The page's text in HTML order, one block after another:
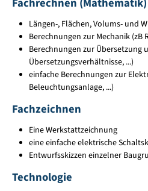
Längen-, Flächen, Volums- und
Berechnungen zur Mechanik (zB
Berechnungen zur Übersetzung
Übersetzungsverhältnisse, ...)
einfache Berechnungen zur
Beleuchtungsanlage, ...)
Fachzeichnen
Eine Werkstattzeichnung
eine einfache elektrische
Entwurfsskizzen einzelner
Technologie